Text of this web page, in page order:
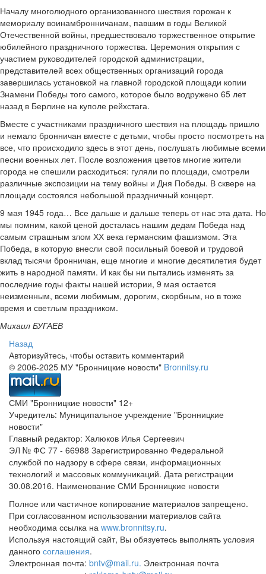
Началу многолюдного организованного шествия горожан к
мемориалу воинамбронничанам, павшим в годы Великой
Отечественной войны, предшествовало торжественное открытие
юбилейного праздничного торжества. Церемония открытия с
участием руководителей городской администрации,
представителей всех общественных организаций города
завершилась установкой на главной городской площади копии
Знамени Победы того самого, которое было водружено 65 лет
назад в Берлине на куполе рейхстага.
Вместе с участниками праздничного шествия на площадь пришло
и немало бронничан вместе с детьми, чтобы просто посмотреть на
все, что происходило здесь в этот день, послушать любимые всеми
песни военных лет. После возложения цветов многие жители
города не спешили расходиться: гуляли по площади, смотрели
различные экспозиции на тему войны и Дня Победы. В сквере на
площади состоялся небольшой праздничный концерт.
9 мая 1945 года… Все дальше и дальше теперь от нас эта дата. Но
мы помним, какой ценой досталась нашим дедам Победа над
самым страшным злом ХХ века германским фашизмом. Эта
Победа, в которую внесли свой посильный боевой и трудовой
вклад тысячи бронничан, еще многие и многие десятилетия будет
жить в народной памяти. И как бы ни пытались изменять за
последние годы факты нашей истории, 9 мая остается
неизменным, всеми любимым, дорогим, скорбным, но в тоже
время и светлым праздником.
Михаил БУГАЕВ
Назад
Авторизуйтесь, чтобы оставить комментарий
© 2006-2025 МУ "Бронницкие новости" Bronnitsy.ru
СМИ "Бронницкие новости" 12+
Учредитель: Муниципальное учреждение "Бронницкие
новости"
Главный редактор: Халюков Илья Сергеевич
ЭЛ № ФС 77 - 66988 Зарегистрированно Федеральной
службой по надзору в сфере связи, информационных
технологий и массовых коммуникаций. Дата регистрации
30.08.2016. Наименование СМИ Бронницкие новости
Полное или частичное копирование материалов запрещено.
При согласованном использовании материалов сайта
необходима ссылка на www.bronnitsy.ru.
Используя настоящий сайт, Вы обязуетесь выполнять условия
данного соглашения.
Электронная почта: bntv@mail.ru. Электронная почта